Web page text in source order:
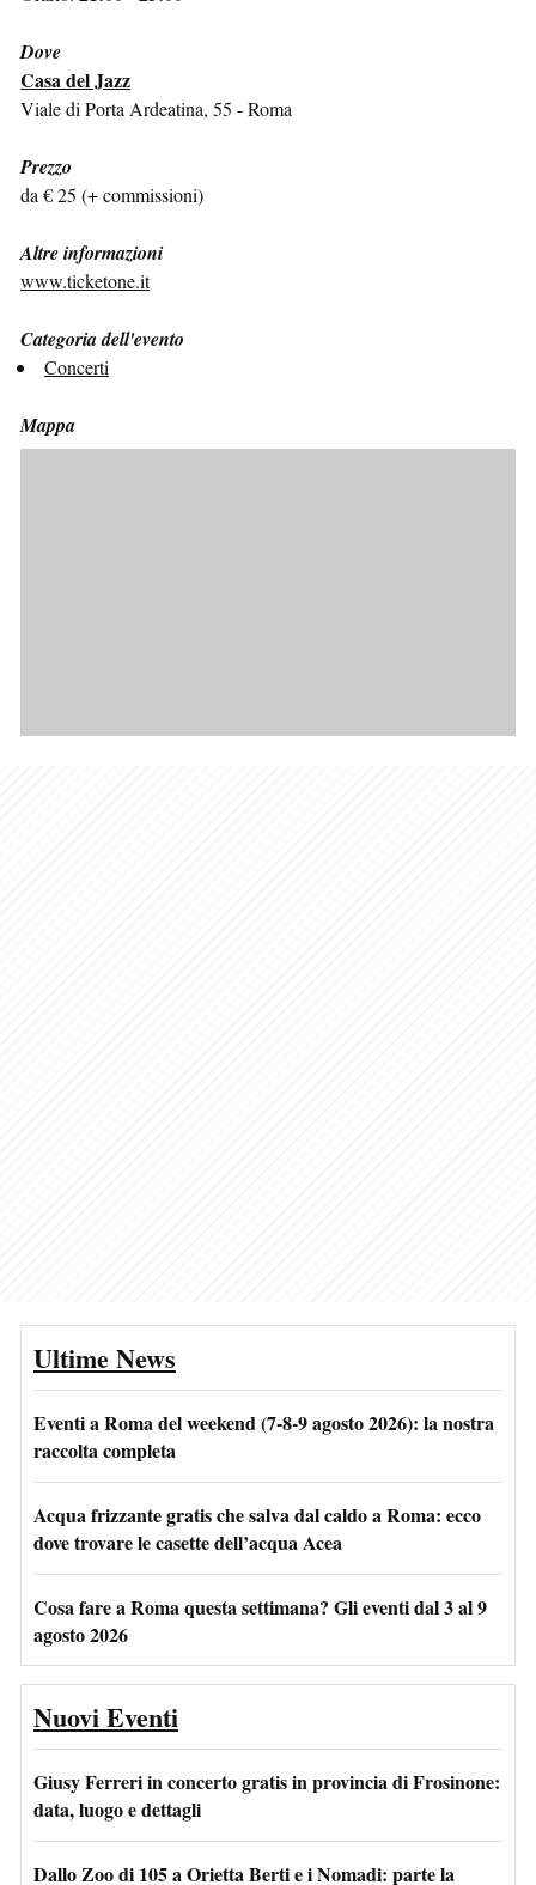
Dove
Casa del Jazz
Viale di Porta Ardeatina, 55 - Roma
Prezzo
da € 25 (+ commissioni)
Altre informazioni
www.ticketone.it
Categoria dell'evento
Concerti
Mappa
Ultime News
Eventi a Roma del weekend (7-8-9 agosto 2026): la nostra
raccolta completa
Acqua frizzante gratis che salva dal caldo a Roma: ecco
dove trovare le casette dell’acqua Acea
Cosa fare a Roma questa settimana? Gli eventi dal 3 al 9
agosto 2026
Nuovi Eventi
Giusy Ferreri in concerto gratis in provincia di Frosinone:
data, luogo e dettagli
Dallo Zoo di 105 a Orietta Berti e i Nomadi: parte la